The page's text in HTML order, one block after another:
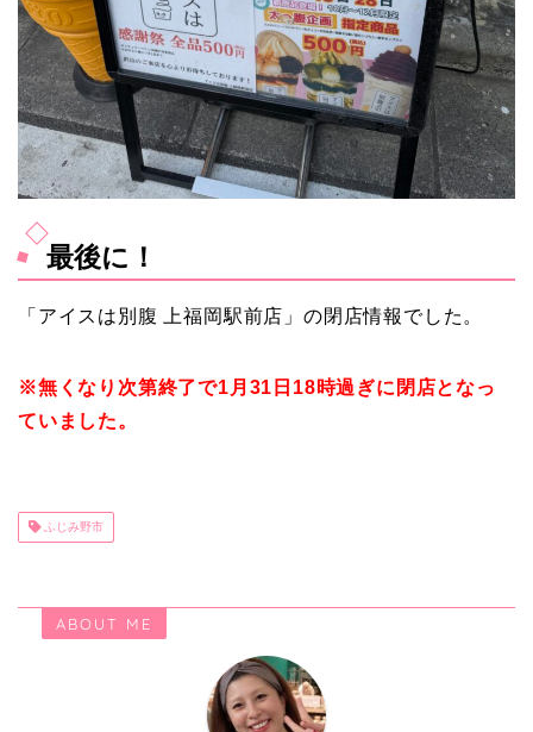
最後に！
「アイスは別腹 上福岡駅前店」の閉店情報でした。
※無くなり次第終了で1月31日18時過ぎに閉店となっ
ていました。
ふじみ野市
ABOUT ME